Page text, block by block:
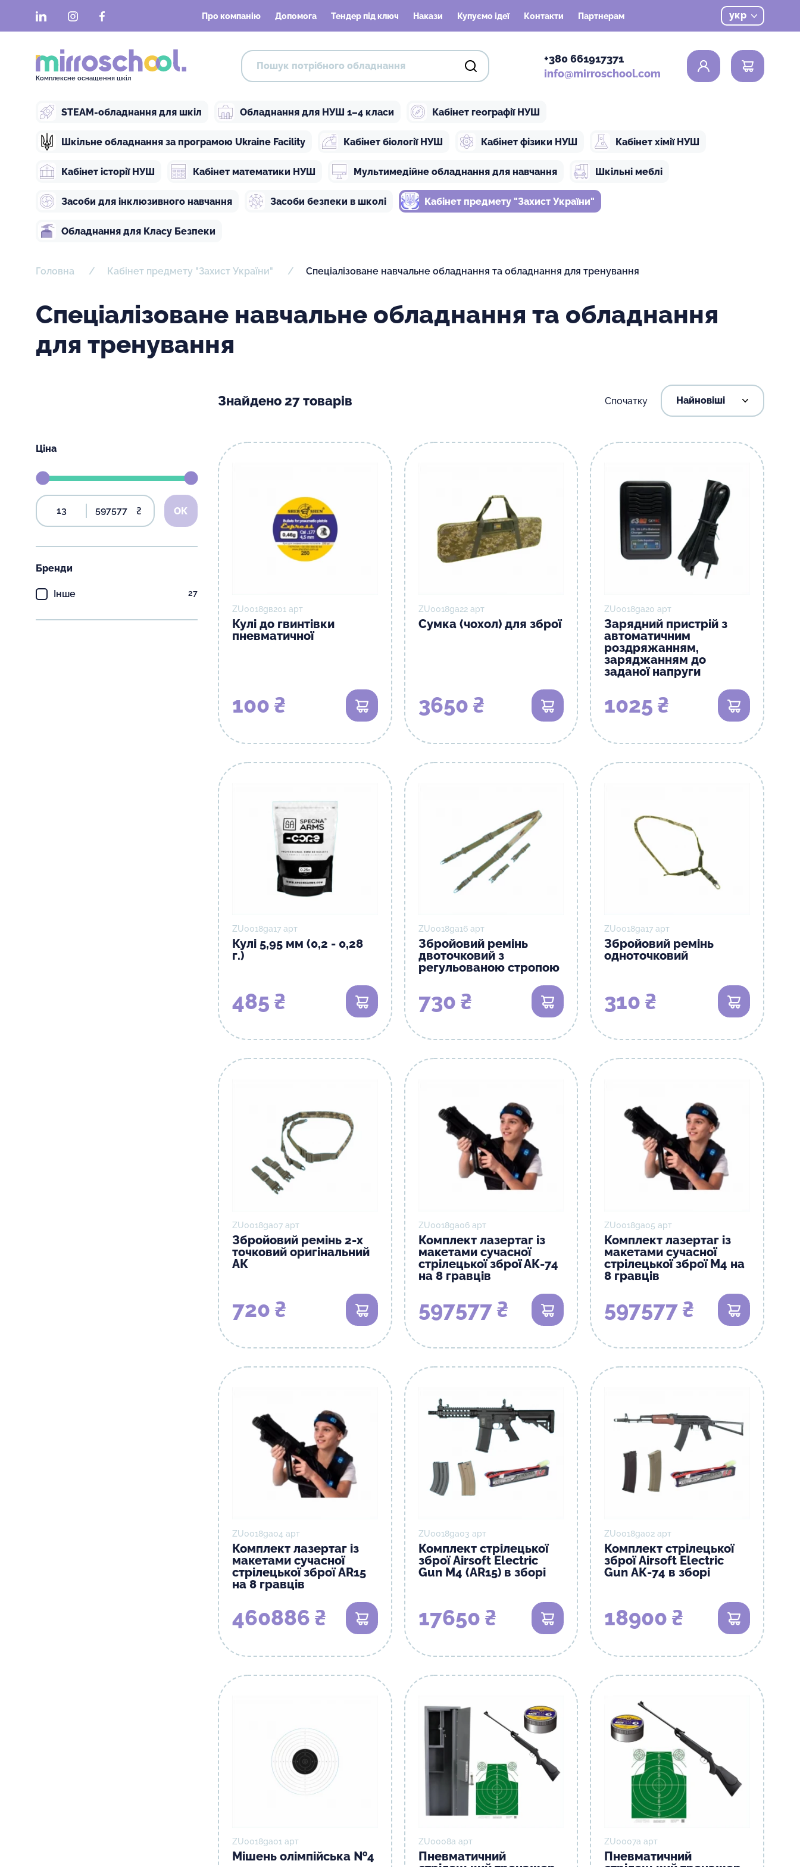
LinkedInInstagramFacebook Про компанію Допомога Тендер під ключ Накази Купуємо ідеї Контакти Партнерам укр
Комплексне оснащення шкіл
+380 661917371
info@mirroschool.com
0
STEAM-обладнання для шкіл Обладнання для НУШ 1–4 класи Кабінет географії НУШ
Шкільне обладнання за програмою Ukraine Facility Кабінет біології НУШ Кабінет фізики НУШ Кабінет хімії НУШ
Кабінет історії НУШ Кабінет математики НУШ Мультимедійне обладнання для навчання Шкільні меблі
Засоби для інклюзивного навчання Засоби безпеки в школі Кабінет предмету "Захист України"
Обладнання для Класу Безпеки
Головна Кабінет предмету "Захист України" Спеціалізоване навчальне обладнання та обладнання для тренування
Спеціалізоване навчальне обладнання та обладнання
для тренування
Знайдено 27 товарів Спочатку
Ціна
₴ ОК
Бренди
Інше
27
ZU0018gв201 арт
Кулі до гвинтівки
пневматичної
100 ₴
ZU0018gа22 арт
Сумка (чохол) для зброї
3650 ₴
ZU0018gа20 арт
Зарядний пристрій з
автоматичним
роздряжанням,
заряджанням до
заданої напруги
1025 ₴
ZU0018gа17 арт
Кулі 5,95 мм (0,2 - 0,28
г.)
485 ₴
ZU0018gа16 арт
Збройовий ремінь
двоточковий з
регульованою стропою
730 ₴
ZU0018gа17 арт
Збройовий ремінь
одноточковий
310 ₴
ZU0018gа07 арт
Збройовий ремінь 2-х
точковий оригінальний
АК
720 ₴
ZU0018gа06 арт
Комплект лазертаг із
макетами сучасної
стрілецької зброї АК-74
на 8 гравців
597577 ₴
ZU0018gа05 арт
Комплект лазертаг із
макетами сучасної
стрілецької зброї М4 на
8 гравців
597577 ₴
ZU0018gа04 арт
Комплект лазертаг із
макетами сучасної
стрілецької зброї AR15
на 8 гравців
460886 ₴
ZU0018gа03 арт
Комплект стрілецької
зброї Airsoft Electric
Gun М4 (AR15) в зборі
17650 ₴
ZU0018gа02 арт
Комплект стрілецької
зброї Airsoft Electric
Gun АК-74 в зборі
18900 ₴
ZU0018gа01 арт
Мішень олімпійська №4
ZU0008а арт
Пневматичний
ZU0007а арт
Пневматичний